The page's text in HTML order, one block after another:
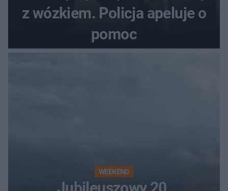
z wózkiem. Policja apeluje o
pomoc
WEEKEND